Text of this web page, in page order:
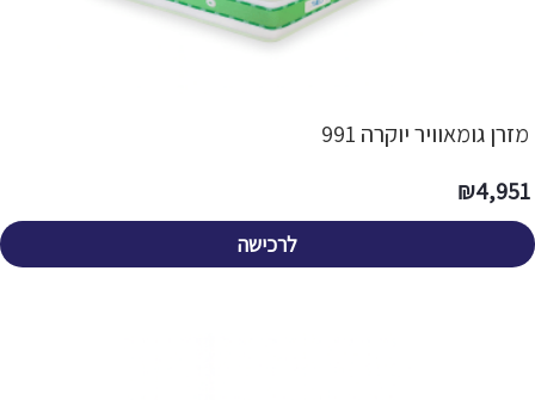
מזרן גומאוויר יוקרה 991
4,951
₪
לרכישה